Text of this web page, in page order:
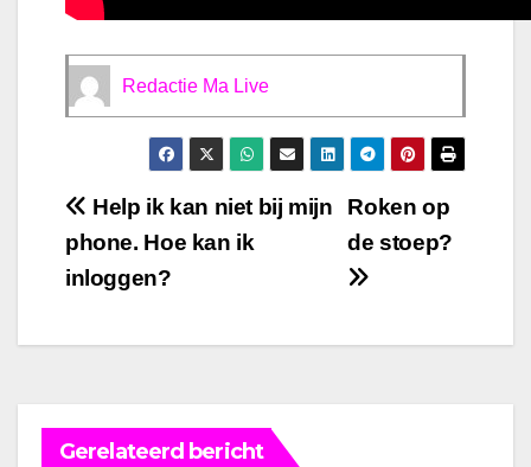
Redactie Ma Live
Bericht
navigatie
Roken op
de stoep?
Help ik kan niet bij mijn
phone. Hoe kan ik
inloggen?
Gerelateerd bericht